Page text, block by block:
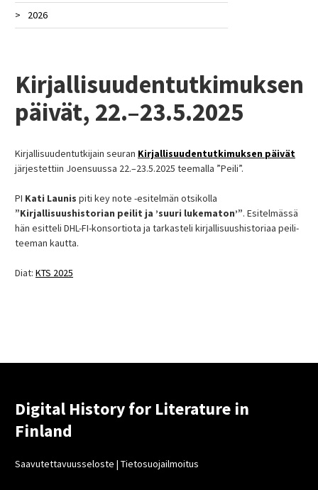
Artikkeli – Sanomalehti Karjalainen
2026
Kirjallisuutta ja digiä! Hankkeen
loppuseminaari, Turku
Vierailuluento Splitin yliopistossa
Kirjallisuudentutkimuksen
päivät, 22.–23.5.2025
Kirjallisuudentutkijain seuran Kirjallisuudentutkimuksen päivät
järjestettiin Joensuussa 22.–23.5.2025 teemalla ”Peili”.
PI Kati Launis piti key note -esitelmän otsikolla
”Kirjallisuushistorian peilit ja ’suuri lukematon’”. Esitelmässä
hän esitteli DHL-FI-konsortiota ja tarkasteli kirjallisuushistoriaa peili-
teeman kautta.
Diat: KTS 2025
Digital History for Literature in
Finland
Saavutettavuusseloste | Tietosuojailmoitus